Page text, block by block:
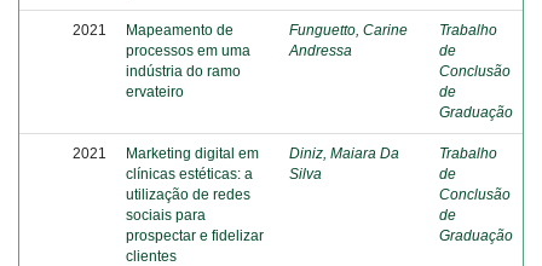
2021
Mapeamento de
processos em uma
indústria do ramo
ervateiro
Funguetto, Carine
Andressa
Trabalho
de
Conclusão
de
Graduação
2021
Marketing digital em
clínicas estéticas: a
utilização de redes
sociais para
prospectar e fidelizar
clientes
Diniz, Maiara Da
Silva
Trabalho
de
Conclusão
de
Graduação